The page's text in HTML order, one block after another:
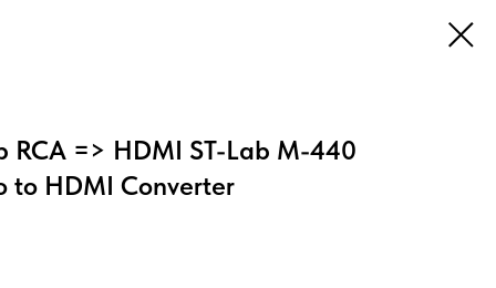
RCA => HDMI ST-Lab M-440
to HDMI Converter